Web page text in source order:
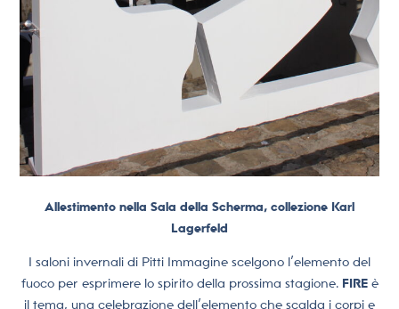
Allestimento nella Sala della Scherma, collezione Karl
Lagerfeld
I saloni invernali di Pitti Immagine scelgono l’elemento del
fuoco per esprimere lo spirito della prossima stagione.FIREè
il tema, una celebrazione dell’elemento che scalda i corpi e